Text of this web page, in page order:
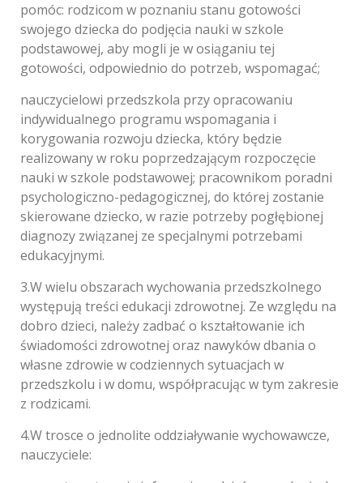
pomóc: rodzicom w poznaniu stanu gotowości
swojego dziecka do podjęcia nauki w szkole
podstawowej, aby mogli je w osiąganiu tej
gotowości, odpowiednio do potrzeb, wspomagać;
nauczycielowi przedszkola przy opracowaniu
indywidualnego programu wspomagania i
korygowania rozwoju dziecka, który będzie
realizowany w roku poprzedzającym rozpoczęcie
nauki w szkole podstawowej; pracownikom poradni
psychologiczno-pedagogicznej, do której zostanie
skierowane dziecko, w razie potrzeby pogłębionej
diagnozy związanej ze specjalnymi potrzebami
edukacyjnymi.
3.W wielu obszarach wychowania przedszkolnego
występują treści edukacji zdrowotnej. Ze względu na
dobro dzieci, należy zadbać o kształtowanie ich
świadomości zdrowotnej oraz nawyków dbania o
własne zdrowie w codziennych sytuacjach w
przedszkolu i w domu, współpracując w tym zakresie
z rodzicami.
4.W trosce o jednolite oddziaływanie wychowawcze,
nauczyciele: